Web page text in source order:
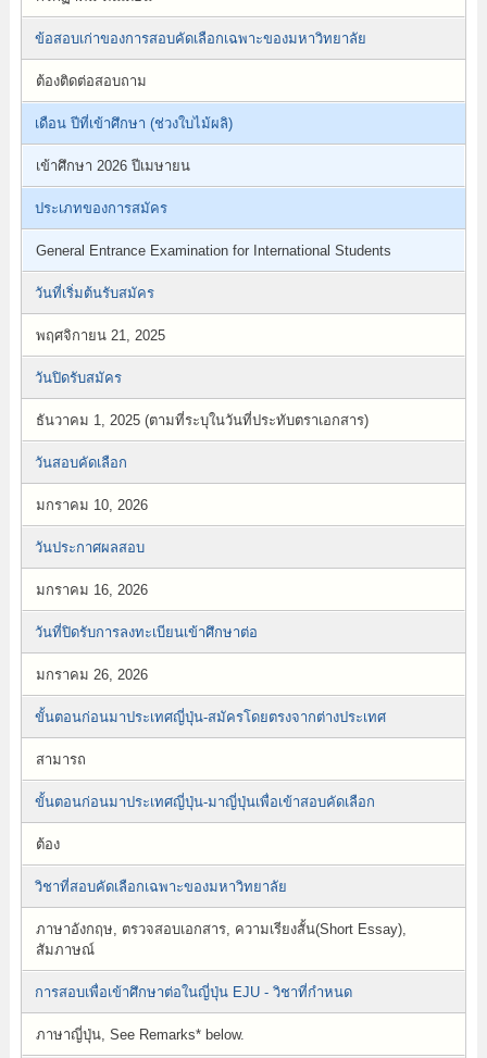
ข้อสอบเก่าของการสอบคัดเลือกเฉพาะของมหาวิทยาลัย
ต้องติดต่อสอบถาม
เดือน ปีที่เข้าศึกษา (ช่วงใบไม้ผลิ)
เข้าศึกษา 2026 ปีเมษายน
ประเภทของการสมัคร
General Entrance Examination for International Students
วันที่เริ่มต้นรับสมัคร
พฤศจิกายน 21, 2025
วันปิดรับสมัคร
ธันวาคม 1, 2025 (ตามที่ระบุในวันที่ประทับตราเอกสาร)
วันสอบคัดเลือก
มกราคม 10, 2026
วันประกาศผลสอบ
มกราคม 16, 2026
วันที่ปิดรับการลงทะเบียนเข้าศึกษาต่อ
มกราคม 26, 2026
ขั้นตอนก่อนมาประเทศญี่ปุ่น-สมัครโดยตรงจากต่างประเทศ
สามารถ
ขั้นตอนก่อนมาประเทศญี่ปุ่น-มาญี่ปุ่นเพื่อเข้าสอบคัดเลือก
ต้อง
วิชาที่สอบคัดเลือกเฉพาะของมหาวิทยาลัย
ภาษาอังกฤษ, ตรวจสอบเอกสาร, ความเรียงสั้น(Short Essay),
สัมภาษณ์
การสอบเพื่อเข้าศึกษาต่อในญี่ปุ่น EJU - วิชาที่กำหนด
ภาษาญี่ปุ่น, See Remarks* below.